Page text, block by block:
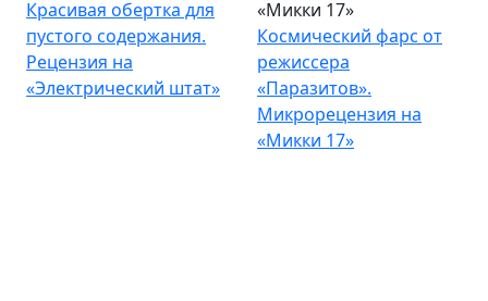
Красивая обертка для
пустого содержания.
Рецензия на
«Электрический штат»
«Микки 17»
Космический фарс от
режиссера
«Паразитов».
Микрорецензия на
«Микки 17»